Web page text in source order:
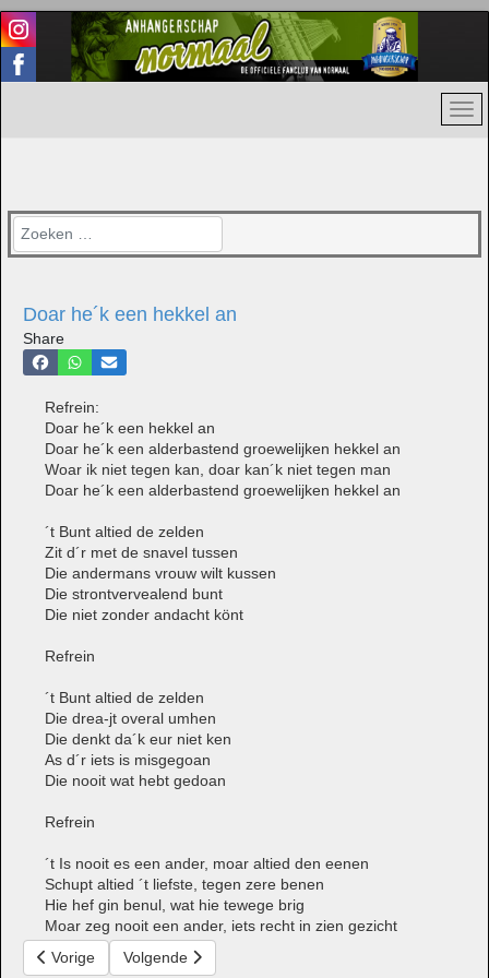
Zoeken
Doar he´k een hekkel an
Share
Refrein:
Doar he´k een hekkel an
Doar he´k een alderbastend groewelijken hekkel an
Woar ik niet tegen kan, doar kan´k niet tegen man
Doar he´k een alderbastend groewelijken hekkel an
´t Bunt altied de zelden
Zit d´r met de snavel tussen
Die andermans vrouw wilt kussen
Die strontvervealend bunt
Die niet zonder andacht könt
Refrein
´t Bunt altied de zelden
Die drea-jt overal umhen
Die denkt da´k eur niet ken
As d´r iets is misgegoan
Die nooit wat hebt gedoan
Refrein
´t Is nooit es een ander, moar altied den eenen
Schupt altied ´t liefste, tegen zere benen
Hie hef gin benul, wat hie tewege brig
Moar zeg nooit een ander, iets recht in zien gezicht
Vorig artikel: Doar geniet ik van
Vorige Volgende artikel: Doar maak ik gin probleem van
Volgende